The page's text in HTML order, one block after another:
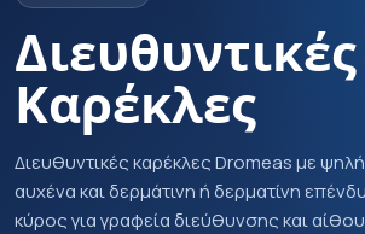
Διευθυντικές
Καρέκλες
Διευθυντικές καρέκλες Dromeas με
αυχένα και δερμάτινη ή δερματίνη
κύρος για γραφεία διεύθυνσης και